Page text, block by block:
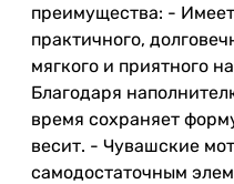
преимущества: - Имеет
практичного,
мягкого и приятного
Благодаря
время сохраняет
весит. - Чувашские
самодостаточным